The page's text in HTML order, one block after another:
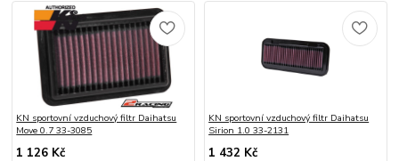
KN sportovní vzduchový filtr Daihatsu
Move 0.7 33-3085
1 126 Kč
KN sportovní vzduchový filtr Daihatsu
Sirion 1.0 33-2131
1 432 Kč